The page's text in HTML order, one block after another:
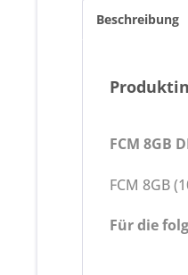
Beschreibung
FCM 8GB
FCM 8GB
Für die